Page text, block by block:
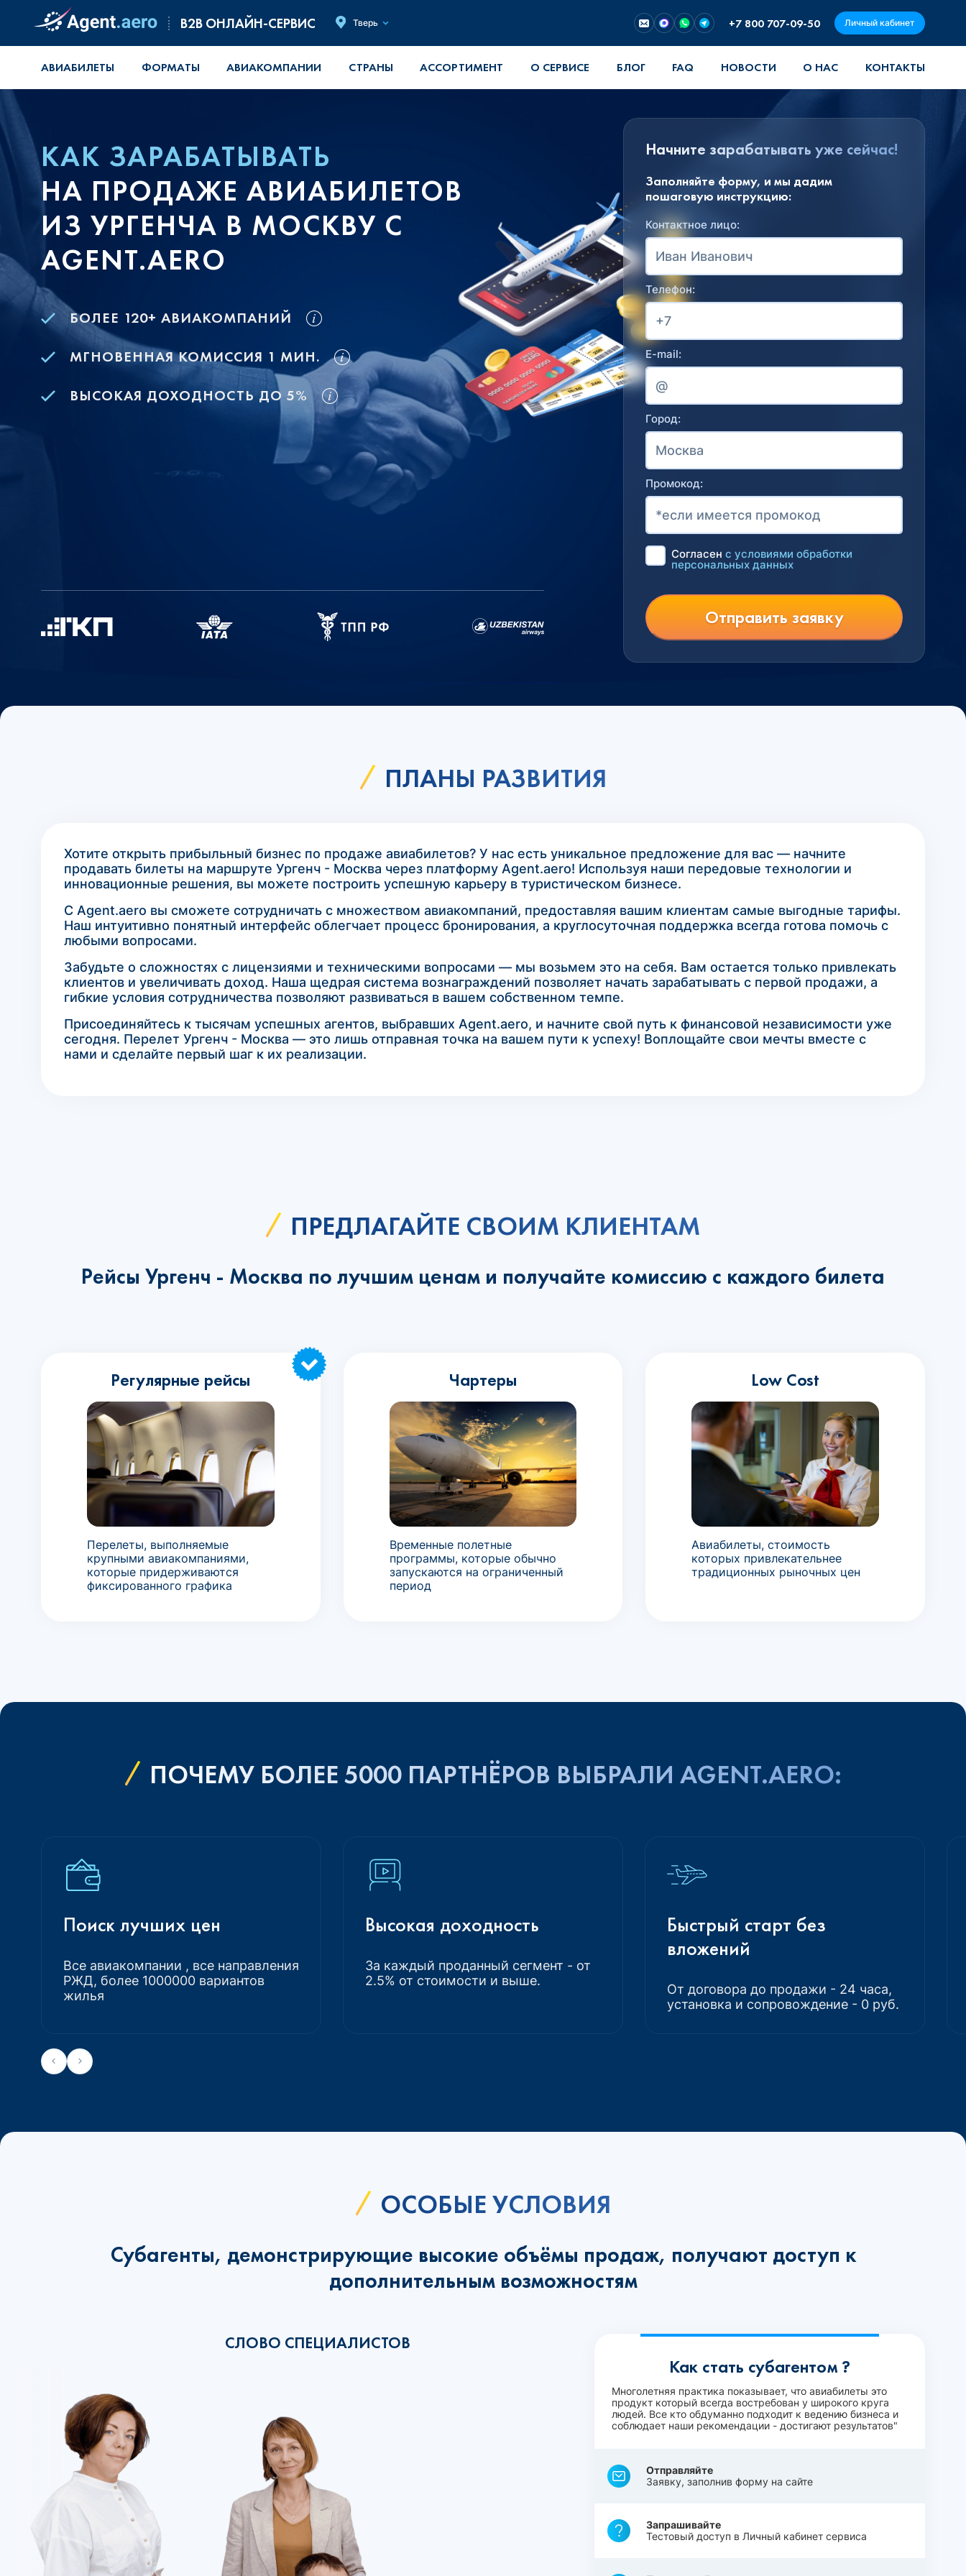
B2B ОНЛАЙН-СЕРВИС Тверь +7 800 707-09-50 Личный кабинет
АВИАБИЛЕТЫ ФОРМАТЫ АВИАКОМПАНИИ СТРАНЫ АССОРТИМЕНТ О СЕРВИСЕ БЛОГ FAQ НОВОСТИ О НАС КОНТАКТЫ
КАК ЗАРАБАТЫВАТЬ
НА ПРОДАЖЕ АВИАБИЛЕТОВ
ИЗ УРГЕНЧА В МОСКВУ С
AGENT.AERO
БОЛЕЕ 120+ АВИАКОМПАНИЙ
МГНОВЕННАЯ КОМИССИЯ 1 МИН.
ВЫСОКАЯ ДОХОДНОСТЬ ДО 5%
Начните зарабатывать уже сейчас!
Заполняйте форму, и мы дадим
пошаговую инструкцию:
Контактное лицо:
Телефон:
E-mail:
Город:
Промокод:
Согласен с условиями обработки
персональных данных
Отправить заявку
ПЛАНЫ РАЗВИТИЯ
Хотите открыть прибыльный бизнес по продаже авиабилетов? У нас есть уникальное предложение для вас — начните
продавать билеты на маршруте Ургенч - Москва через платформу Agent.aero! Используя наши передовые технологии и
инновационные решения, вы можете построить успешную карьеру в туристическом бизнесе.
С Agent.aero вы сможете сотрудничать с множеством авиакомпаний, предоставляя вашим клиентам самые выгодные тарифы.
Наш интуитивно понятный интерфейс облегчает процесс бронирования, а круглосуточная поддержка всегда готова помочь с
любыми вопросами.
Забудьте о сложностях с лицензиями и техническими вопросами — мы возьмем это на себя. Вам остается только привлекать
клиентов и увеличивать доход. Наша щедрая система вознаграждений позволяет начать зарабатывать с первой продажи, а
гибкие условия сотрудничества позволяют развиваться в вашем собственном темпе.
Присоединяйтесь к тысячам успешных агентов, выбравших Agent.aero, и начните свой путь к финансовой независимости уже
сегодня. Перелет Ургенч - Москва — это лишь отправная точка на вашем пути к успеху! Воплощайте свои мечты вместе с
нами и сделайте первый шаг к их реализации.
ПРЕДЛАГАЙТЕ СВОИМ КЛИЕНТАМ
Рейсы Ургенч - Москва по лучшим ценам и получайте комиссию с каждого билета
Регулярные рейсы
Перелеты, выполняемые
крупными авиакомпаниями,
которые придерживаются
фиксированного графика
Чартеры
Временные полетные
программы, которые обычно
запускаются на ограниченный
период
Low Cost
Авиабилеты, стоимость
которых привлекательнее
традиционных рыночных цен
ПОЧЕМУ БОЛЕЕ 5000 ПАРТНЁРОВ ВЫБРАЛИ AGENT.AERO:
Поиск лучших цен
Все авиакомпании , все направления
РЖД, более 1000000 вариантов
жилья
Высокая доходность
За каждый проданный сегмент - от
2.5% от стоимости и выше.
Быстрый старт без
вложений
От договора до продажи - 24 часа,
установка и сопровождение - 0 руб.
ОСОБЫЕ УСЛОВИЯ
Субагенты, демонстрирующие высокие объёмы продаж, получают доступ к
дополнительным возможностям
СЛОВО СПЕЦИАЛИСТОВ
Как стать субагентом ?
Многолетняя практика показывает, что авиабилеты это
продукт который всегда востребован у широкого круга
людей. Все кто обдуманно подходит к ведению бизнеса и
соблюдает наши рекомендации - достигают результатов"
Отправляйте
Заявку, заполнив форму на сайте
Запрашивайте
Тестовый доступ в Личный кабинет сервиса